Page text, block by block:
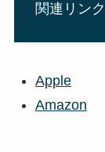
関連リンク
Apple
Amazon